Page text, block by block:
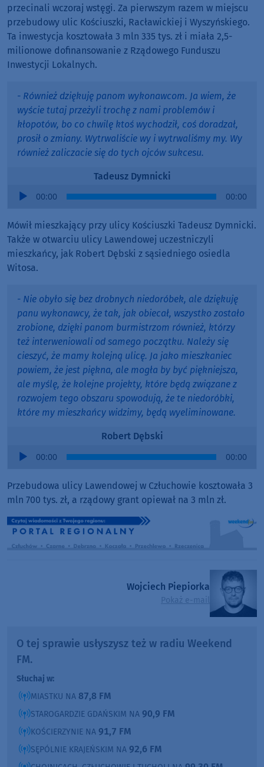
przecinali wczoraj wstęgi. Za pierwszym razem w miejscu
przebudowy ulic Kościuszki, Racławickiej i Wyszyńskiego.
Ta inwestycja kosztowała 3 mln 335 tys. zł i miała 2,5-
milionowe dofinansowanie z Rządowego Funduszu
Inwestycji Lokalnych.
- Również dziękuję panom wykonawcom. Ja wiem, że
wyście tutaj przeżyli trochę z nami problemów i
kłopotów, bo co chwilę ktoś wychodził, coś doradzał,
prosił o zmiany. Wytrwaliście wy i wytrwaliśmy my. Wy
również zaliczacie się do tych ojców sukcesu.
Tadeusz Dymnicki
Audio
00:00 00:00
Mówił mieszkający przy ulicy Kościuszki Tadeusz Dymnicki.
Także w otwarciu ulicy Lawendowej uczestniczyli
mieszkańcy, jak Robert Dębski z sąsiedniego osiedla
Witosa.
- Nie obyło się bez drobnych niedoróbek, ale dziękuję
panu wykonawcy, że tak, jak obiecał, wszystko zostało
zrobione, dzięki panom burmistrzom również, którzy
też interweniowali od samego początku. Należy się
cieszyć, że mamy kolejną ulicę. Ja jako mieszkaniec
powiem, że jest piękna, ale mogła by być piękniejsza,
ale myślę, że kolejne projekty, które będą związane z
rozwojem tego obszaru spowodują, że te niedoróbki,
które my mieszkańcy widzimy, będą wyeliminowane.
Robert Dębski
Audio
00:00 00:00
Przebudowa ulicy Lawendowej w Człuchowie kosztowała 3
mln 700 tys. zł, a rządowy grant opiewał na 3 mln zł.
Wojciech Piepiorka
Pokaż e-mail
O tej sprawie usłyszysz też w radiu Weekend
FM.
Słuchaj w:
MIASTKU NA 87,8 FM
STAROGARDZIE GDAŃSKIM NA 90,9 FM
KOŚCIERZYNIE NA 91,7 FM
SĘPÓLNIE KRAJEŃSKIM NA 92,6 FM